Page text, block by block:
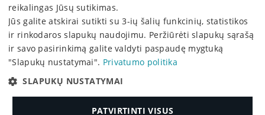
2026 © PRINTERA, UAB. Visos teisės saugomos
This site is protected by reCAPTCHA and the GooglePrivacy Policyand
reikalingas Jūsų sutikimas.
Jūs galite atskirai sutikti su 3-ių šalių funkcinių, statistikos
ir rinkodaros slapukų naudojimu. Peržiūrėti slapukų sąrašą
ir savo pasirinkimą galite valdyti paspaudę mygtuką
"Slapukų nustatymai". Privatumo politika
SLAPUKŲ NUSTATYMAI
PATVIRTINTI VISUS